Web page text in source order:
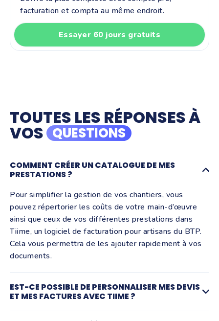
facturation et compta au même endroit.
Essayer 60 jours gratuits
TOUTES LES RÉPONSES À
VOS QUESTIONS
COMMENT CRÉER UN CATALOGUE DE MES
PRESTATIONS ?
Pour simplifier la gestion de vos chantiers, vous
pouvez répertorier les coûts de votre main-d’œuvre
ainsi que ceux de vos différentes prestations dans
Tiime, un logiciel de facturation pour artisans du BTP.
Cela vous permettra de les ajouter rapidement à vos
documents.
EST-CE POSSIBLE DE PERSONNALISER MES DEVIS
ET MES FACTURES AVEC TIIME ?